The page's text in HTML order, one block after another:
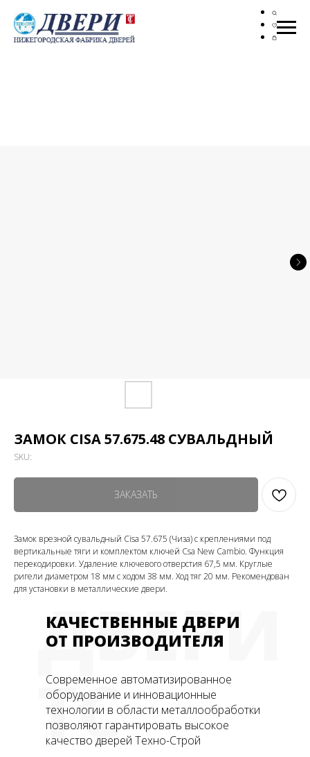
ЗАМОК CISA 57.675.48 СУВАЛЬДНЫЙ
SKU:
ЗАКАЗАТЬ
Замок врезной сувальдный Cisa 57.675 (Чиза) с креплениями под
вертикальные тяги и комплектом ключей Csa New Cambio. Функция
перекодировки. Удаление ключевого отверстия 67,5 мм. Круглые
ригели диаметром 18 мм с ходом 38 мм. Ход тяг 20 мм. Рекомендован
для установки в металлические двери.
ДВЕРИ
ТС
КАЧЕСТВЕННЫЕ ДВЕРИ
ОТ ПРОИЗВОДИТЕЛЯ
Современное автоматизированное
оборудование и инновационные
технологии в области металлообработки
позволяют гарантировать высокое
качество дверей Техно-Строй